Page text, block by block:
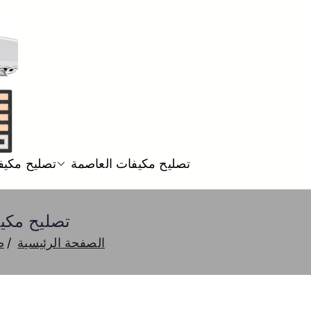
تصليح مكيفات العاصمة تصليح
تصليح مكيفات صبحان
الصفحة الرئيسية